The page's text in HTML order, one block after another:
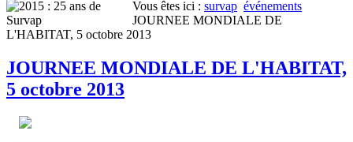
Vous êtes ici : survap événements
JOURNEE MONDIALE DE
L'HABITAT, 5 octobre 2013
JOURNEE MONDIALE DE L'HABITAT,
5 octobre 2013